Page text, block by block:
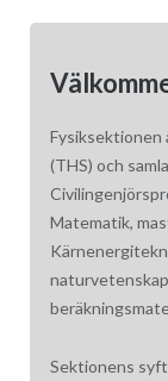
Fysiksektionen
(THS) och
Matematik,
Sektionens